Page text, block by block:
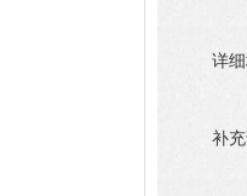
详细
补充